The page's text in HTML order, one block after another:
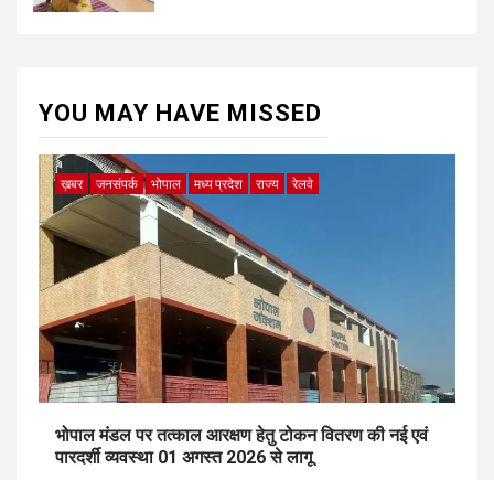
YOU MAY HAVE MISSED
ख़बर जनसंपर्क भोपाल मध्य प्रदेश राज्य रेलवे
भोपाल मंडल पर तत्काल आरक्षण हेतु टोकन वितरण की नई एवं
पारदर्शी व्यवस्था 01 अगस्त 2026 से लागू